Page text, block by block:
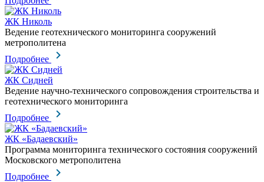
ЖК Николь
Ведение геотехнического мониторинга сооружений
метрополитена
Подробнее
ЖК Сидней
Ведение научно-технического сопровождения строительства и
геотехнического мониторинга
Подробнее
ЖК «Бадаевский»
Программа мониторинга технического состояния сооружений
Московского метрополитена
Подробнее